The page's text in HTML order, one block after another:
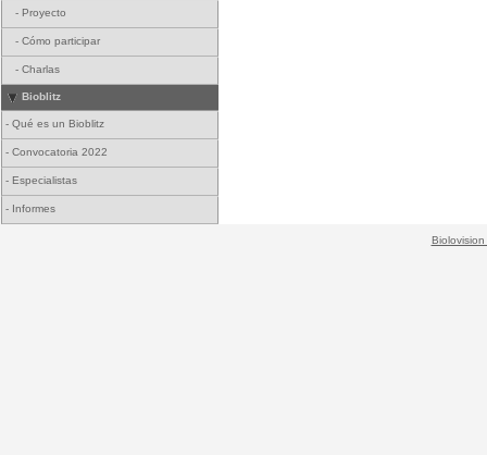
- Proyecto
- Cómo participar
- Charlas
Bioblitz
- Qué es un Bioblitz
- Convocatoria 2022
- Especialistas
- Informes
Biolovision